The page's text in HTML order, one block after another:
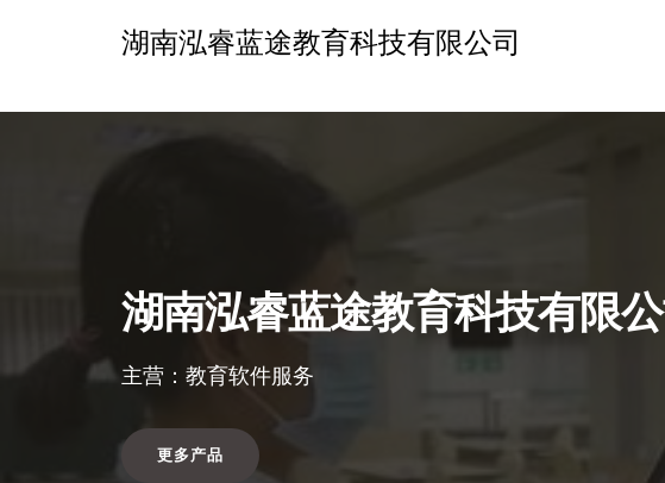
湖南泓睿蓝途教育科技有限公司
湖南泓睿蓝途教育科技有限公
主营：教育软件服务
更多产品